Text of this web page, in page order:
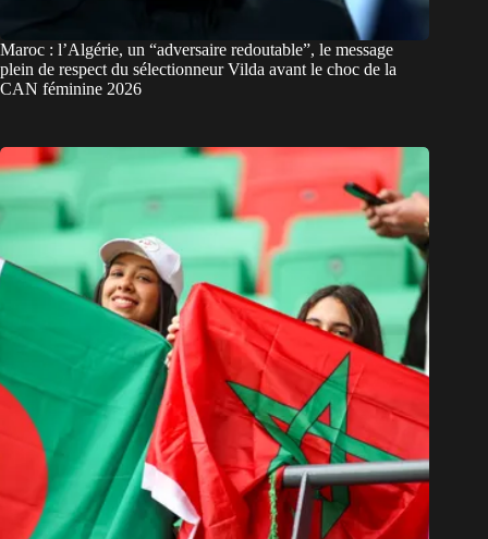
Maroc : l’Algérie, un “adversaire redoutable”, le message
plein de respect du sélectionneur Vilda avant le choc de la
CAN féminine 2026